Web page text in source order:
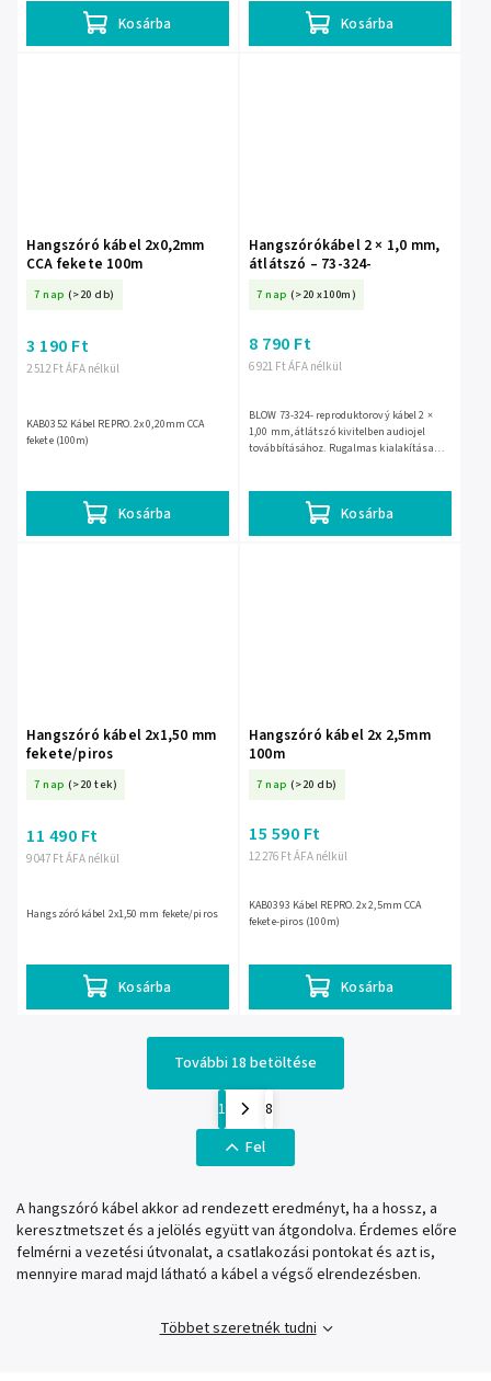
Kosárba Kosárba
Hangszóró kábel 2x0,2mm
CCA fekete 100m
7 nap (>20 db)
2 512 Ft ÁFA nélkül
3 190 Ft
Kosárba
KAB0352 Kábel REPRO. 2x 0,20mm CCA
fekete (100m)
Hangszórókábel 2 × 1,0 mm,
átlátszó – 73-324-
7 nap (>20 x100m)
6 921 Ft ÁFA nélkül
8 790 Ft
Kosárba
BLOW 73-324- reproduktorový kábel 2 ×
1,00 mm, átlátszó kivitelben audiojel
továbbításához. Rugalmas kialakítása
Hangszóró kábel 2x1,50 mm
fekete/piros
7 nap (>20 tek)
9 047 Ft ÁFA nélkül
11 490 Ft
Kosárba
Hangszóró kábel 2x1,50 mm fekete/piros
Hangszóró kábel 2x 2,5mm
100m
7 nap (>20 db)
12 276 Ft ÁFA nélkül
15 590 Ft
Kosárba
KAB0393 Kábel REPRO. 2x 2,5mm CCA
fekete-piros (100m)
További 18 betöltése
1
8
Fel
A hangszóró kábel akkor ad rendezett eredményt, ha a hossz, a
keresztmetszet és a jelölés együtt van átgondolva. Érdemes előre
felmérni a vezetési útvonalat, a csatlakozási pontokat és azt is,
mennyire marad majd látható a kábel a végső elrendezésben.
Többet szeretnék tudni